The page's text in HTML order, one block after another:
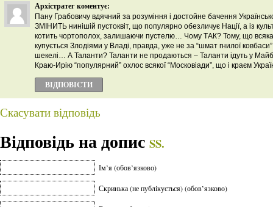
Архістратег коментує:
Пану Грабовичу вдячний за розуміння і достойне бачення
ЗМІНИТЬ нинішій пустоквіт, що популярно обезличує Нації, а із
котить чортополох, залишаючи пустелю… Чому ТАК? Тому, що всяка
купується Злодіями у Владі, правда, уже не за “шмат гнилої
шекелі… А Таланти? Таланти не продаються – Таланти ідуть у
Краю-Ирію “популярний” охлос всякої “Московіади”, що і краєм
ВІДПОВІCТИ
Скасувати відповідь
Відповідь на допис SS.
Ім’я (обов’язково)
Скринька (не публікується) (обов’язково)